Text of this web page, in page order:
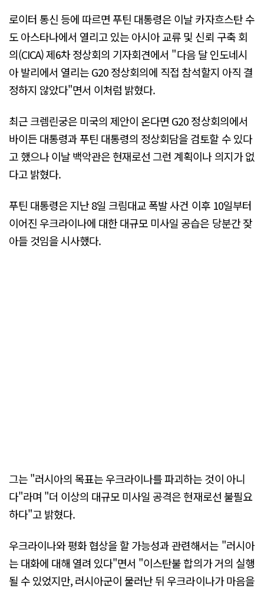
로이터 통신 등에 따르면 푸틴 대통령은 이날 카자흐스탄 수
도 아스타나에서 열리고 있는 아시아 교류 및 신뢰 구축 회
의(CICA) 제6차 정상회의 기자회견에서 "다음 달 인도네시
아 발리에서 열리는 G20 정상회의에 직접 참석할지 아직 결
정하지 않았다"면서 이처럼 밝혔다.
최근 크렘린궁은 미국의 제안이 온다면 G20 정상회의에서
바이든 대통령과 푸틴 대통령의 정상회담을 검토할 수 있다
고 했으나 이날 백악관은 현재로선 그런 계획이나 의지가 없
다고 밝혔다.
푸틴 대통령은 지난 8일 크림대교 폭발 사건 이후 10일부터
이어진 우크라이나에 대한 대규모 미사일 공습은 당분간 잦
아들 것임을 시사했다.
그는 "러시아의 목표는 우크라이나를 파괴하는 것이 아니
다"라며 "더 이상의 대규모 미사일 공격은 현재로선 불필요
하다"고 밝혔다.
우크라이나와 평화 협상을 할 가능성과 관련해서는 "러시아
는 대화에 대해 열려 있다"면서 "이스탄불 합의가 거의 실행
될 수 있었지만, 러시아군이 물러난 뒤 우크라이나가 마음을